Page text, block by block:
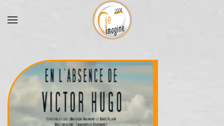
Accéder au contenu principal